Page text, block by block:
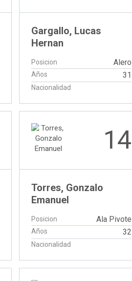
Gargallo, Lucas
Hernan
Posicion Alero
Años 31
Nacionalidad
14
Torres, Gonzalo
Emanuel
Posicion Ala Pivote
Años 32
Nacionalidad